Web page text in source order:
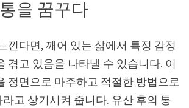
을 꿈꾸다
낀다면, 깨어 있는 삶에서 특정 감정
겪고 있음을 나타낼 수 있습니다. 이
정면으로 마주하고 적절한 방법으로
고 상기시켜 줍니다. 유산 후의 통